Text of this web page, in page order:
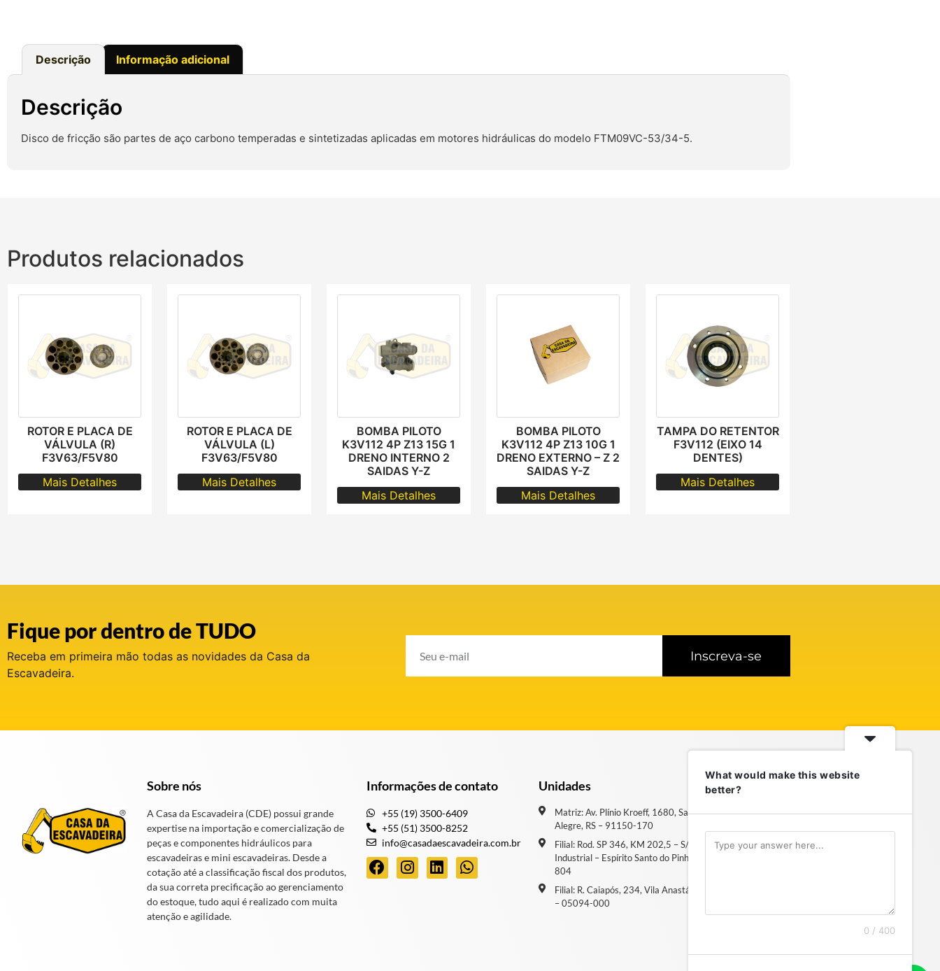
Descrição Informação adicional
Descrição
Disco de fricção são partes de aço carbono temperadas e sintetizadas aplicadas em motores hidráulicas do modelo FTM09VC-53/34-5.
Produtos relacionados
ROTOR E PLACA DE
VÁLVULA (R)
F3V63/F5V80
Mais Detalhes
ROTOR E PLACA DE
VÁLVULA (L)
F3V63/F5V80
Mais Detalhes
BOMBA PILOTO
K3V112 4P Z13 15G 1
DRENO INTERNO 2
SAIDAS Y-Z
Mais Detalhes
BOMBA PILOTO
K3V112 4P Z13 10G 1
DRENO EXTERNO – Z 2
SAIDAS Y-Z
Mais Detalhes
TAMPA DO RETENTOR
F3V112 (EIXO 14
DENTES)
Mais Detalhes
Fique por dentro de TUDO
Receba em primeira mão todas as novidades da Casa da
Escavadeira.
Inscreva-se
Sobre nós
A Casa da Escavadeira (CDE) possui grande
expertise na importação e comercialização de
peças e componentes hidráulicos para
escavadeiras e mini escavadeiras. Desde a
cotação até a classificação fiscal dos produtos,
da sua correta precificação ao gerenciamento
do estoque, tudo aqui é realizado com muita
atenção e agilidade.
Informações de contato
+55 (19) 3500-6409
+55 (51) 3500-8252
info@casadaescavadeira.com.br
Unidades
Matriz: Av. Plínio Kroeff, 1680, Sarandi – Porto
Alegre, RS – 91150-170
Filial: Rod. SP 346, KM 202,5 – S/N, Distrito
Industrial – Espírito Santo do Pinhal, SP – 13994-
804
Filial: R. Caiapós, 234, Vila Anastácio – São Paulo, SP
– 05094-000
What would make this website
better?
0 / 400